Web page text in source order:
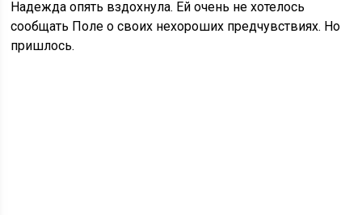
Надежда опять вздохнула. Ей очень не хотелось
сообщать Поле о своих нехороших предчувствиях. Но
пришлось.